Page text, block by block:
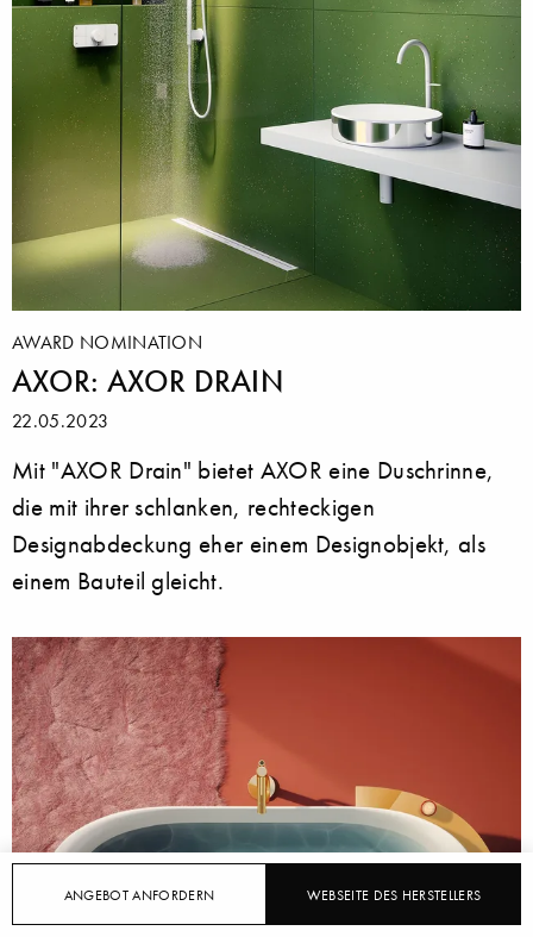
ANGEBOT ANFORDERN WEBSEITE DES HERSTELLERS
AWARD NOMINATION
AXOR: AXOR DRAIN
22.05.2023
Mit "AXOR Drain" bietet AXOR eine Duschrinne,
die mit ihrer schlanken, rechteckigen
Designabdeckung eher einem Designobjekt, als
einem Bauteil gleicht.